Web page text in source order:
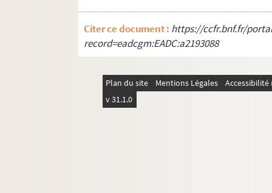
H-HIST-67. Sciences et arts
H-HIST-68. Industrie, commerce, agriculture
H-HIST-69. Elections
H-HIST-71. Elections
H-HIST-72. Elections
Citer ce document : https://ccfr.bnf.fr/
record=eadcgm:EADC:a2193088
Plan du site Mentions Légales
v 31.1.0